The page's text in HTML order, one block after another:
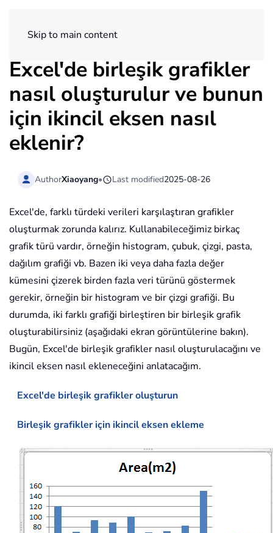
Skip to main content
Excel'de birleşik grafikler
nasıl oluşturulur ve bunun
için ikincil eksen nasıl
eklenir?
AuthorXiaoyang• Last modified2025-08-26
Excel'de, farklı türdeki verileri karşılaştıran grafikler
oluşturmak zorunda kalırız. Kullanabileceğimiz birkaç
grafik türü vardır, örneğin histogram, çubuk, çizgi, pasta,
dağılım grafiği vb. Bazen iki veya daha fazla değer
kümesini çizerek birden fazla veri türünü göstermek
gerekir, örneğin bir histogram ve bir çizgi grafiği. Bu
durumda, iki farklı grafiği birleştiren bir birleşik grafik
oluşturabilirsiniz (aşağıdaki ekran görüntülerine bakın).
Bugün, Excel'de birleşik grafikler nasıl oluşturulacağını ve
ikincil eksen nasıl ekleneceğini anlatacağım.
Excel'de birleşik grafikler oluşturun
Birleşik grafikler için ikincil eksen ekleme